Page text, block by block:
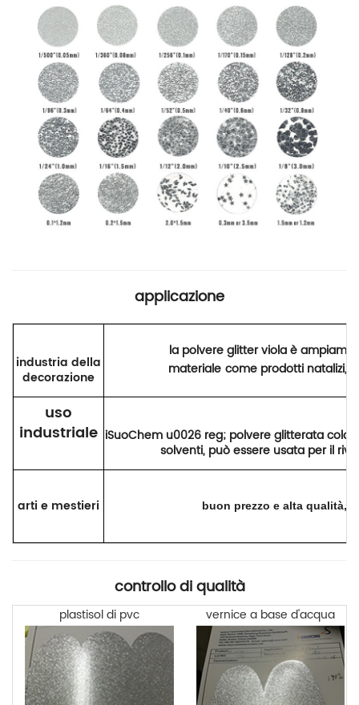
applicazione
industria della
decorazione
la polvere glitter viola è
materiale come prodotti natalizi,
uso
industriale iSuoChem u0026 reg; polvere glitterata
solventi, può essere usata per il
arti e mestieri buon prezzo e alta qualità,
controllo di qualità
plastisol di pvc vernice a base d'acqua